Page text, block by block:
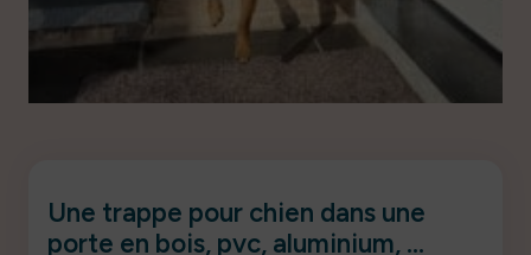
Une trappe pour chien dans une
porte en bois, pvc, aluminium, …